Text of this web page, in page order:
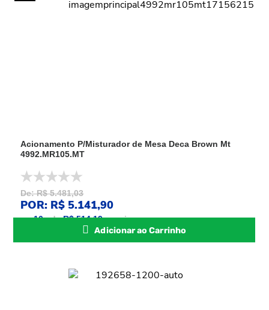
Acionamento P/Misturador de Mesa Deca Brown Mt
4992.MR105.MT
De: R$ 5.481,03
POR: R$ 5.141,90
ou10xdeR$ 514,19sem juros
Adicionar ao Carrinho